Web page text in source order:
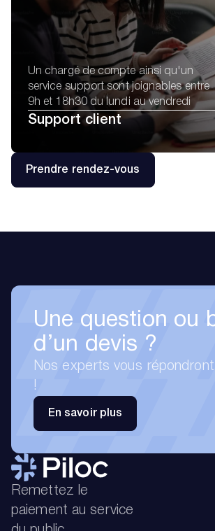
Un chargé de compte ainsi qu'un
service support sont joignables entre
9h et 18h30 du lundi au vendredi
Support client
Prendre rendez-vous
Une question ou
d’un devis ?
Nos experts vous
!
En savoir plus
Remettez le
paiement au service